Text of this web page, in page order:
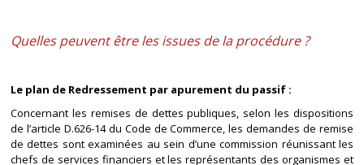
Quelles peuvent être les issues de la procédure ?
Le plan de Redressement par apurement du passif :
Concernant les remises de dettes publiques, selon les dispositions
de l’article D.626-14 du Code de Commerce, les demandes de remise
de dettes sont examinées au sein d’une commission réunissant les
chefs de services financiers et les représentants des organismes et